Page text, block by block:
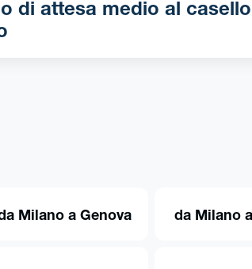
di attesa medio al
Milano a Genova da Milano